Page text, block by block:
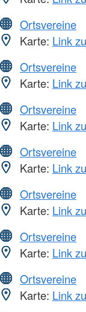
Ortsvereine
Karte: Link
Ortsvereine
Karte: Link
Ortsvereine
Karte: Link
Ortsvereine
Karte: Link
Ortsvereine
Karte: Link
Ortsvereine
Karte: Link
Ortsvereine
Karte: Link